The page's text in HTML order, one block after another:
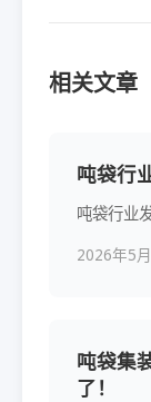
相关文章
吨袋行
吨袋行业
2026年5
吨袋集
了！